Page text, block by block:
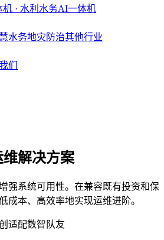
机 · 水利水务AI一体机
水务地灾防治其他行业
们
解决方案
强系统可用性。在兼容既有投资和保
成本、高效率地实现运维进阶。
适配数智队友